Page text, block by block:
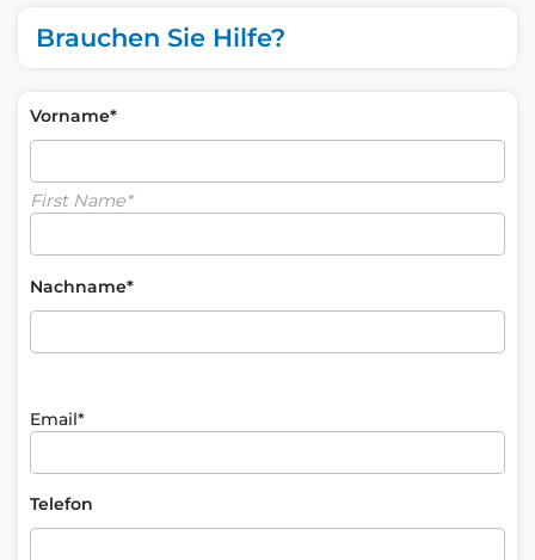
Brauchen Sie Hilfe?
Vorname*
First Name*
Nachname*
Email*
Telefon